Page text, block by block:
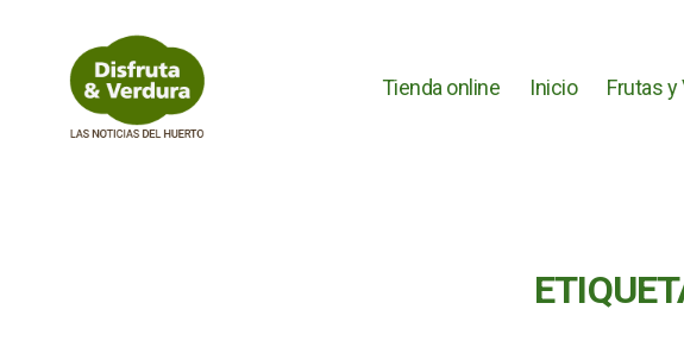
Tienda online Inicio Frutas y